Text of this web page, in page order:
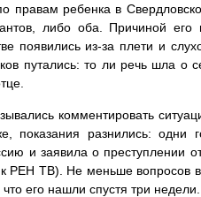
правам ребенка в
либо оба. Причиной
появились из-за плети и
путались: то ли речь шла о
комментировать
показания разнились: одни
и заявила о преступлении
РЕН ТВ). Не меньше вопросов
его нашли спустя три недели.